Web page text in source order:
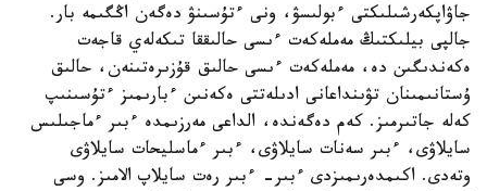
جاۋاپكەرشىلىكتى ءبولىسۋ، ونى ءتۇسىنۋ دەگەن اڭگىمە بار.
جالپى بيلىكتىڭ مەملەكەت ءىسى حالىققا تىكەلەي قاجەت
ەكەندىگىن دە، مەملەكەت ءىسى حالىق قۇزىرەتىنەن، حالىق
ۇستانىمىنان تۋىنداعانى ادىلەتتى ەكەنىن ءبارىمىز ءتۇسىنىپ
كەلە جاتىرمىز. كەم دەگەندە، الداعى مەرزىمدە ءبىر ءماجىلىس
سايلاۋى، ءبىر سەنات سايلاۋى، ءبىر ءماسليحات سايلاۋى
وتەدى. اكىمدەرىمىزدى ءبىر- ءبىر رەت سايلاپ الامىز. وسى